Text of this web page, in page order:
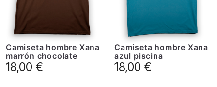
Camiseta hombre Xana
marrón chocolate
18,00 €
Camiseta hombre Xana
azul piscina
18,00 €